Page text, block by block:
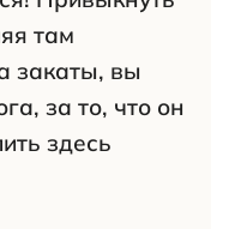
там
закаты, вы
за то, что он
здесь